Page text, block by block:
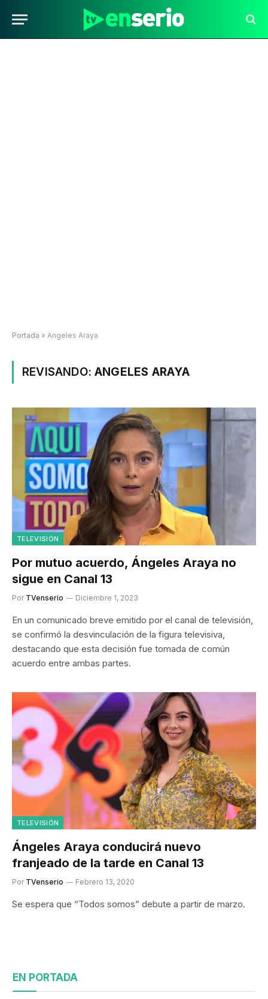
Portada » Angeles Araya
REVISANDO:ANGELES ARAYA
TELEVISIÓN
Por mutuo acuerdo, Ángeles Araya no
sigue en Canal 13
Por TVenserio Diciembre 1, 2023
En un comunicado breve emitido por el canal de televisión,
se confirmó la desvinculación de la figura televisiva,
destacando que esta decisión fue tomada de común
acuerdo entre ambas partes.
TELEVISIÓN
Ángeles Araya conducirá nuevo
franjeado de la tarde en Canal 13
Por TVenserio Febrero 13, 2020
Se espera que “Todos somos” debute a partir de marzo.
EN PORTADA